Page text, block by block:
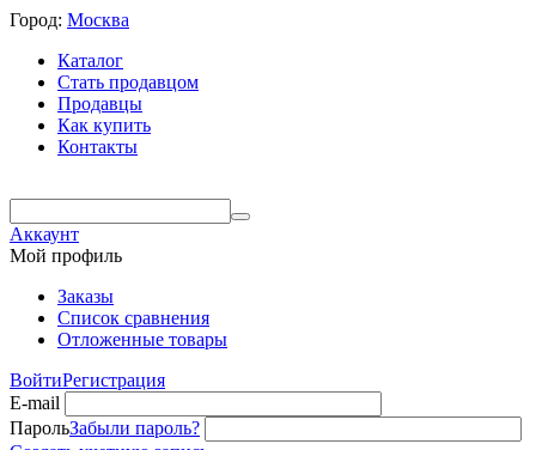
Город: Москва
Каталог
Стать продавцом
Продавцы
Как купить
Контакты
Аккаунт
Мой профиль
Заказы
Список сравнения
Отложенные товары
ВойтиРегистрация
E-mail
ПарольЗабыли пароль?